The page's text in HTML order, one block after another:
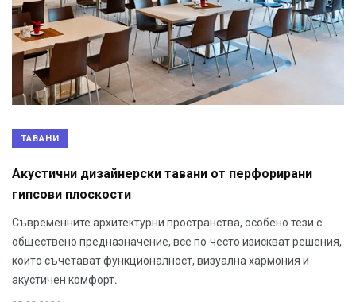
ТАВАНИ
Акустични дизайнерски тавани от перфорирани
гипсови плоскости
Съвременните архитектурни пространства, особено тези с
обществено предназначение, все по-често изискват решения,
които съчетават функционалност, визуална хармония и
акустичен комфорт.